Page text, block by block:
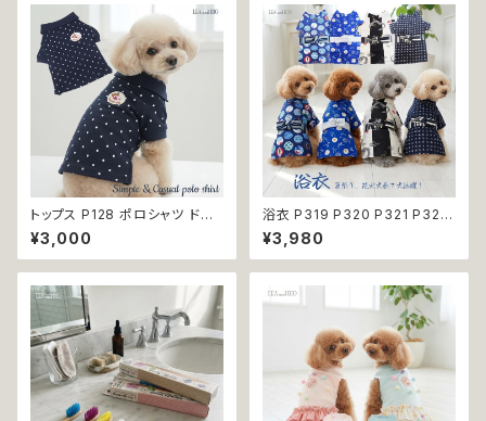
トップス P128 ポロシャツ ドット
柄 ハンドメイド dog ドッグウェ
ア 犬 猫 ペット 服 犬服 猫服 犬
の服 猫の服 かわいい カジュア
おしゃれ 小型犬 返品交換不可
¥3,000
浴衣 P319 P320 P321 P322
和装 和柄 男の子 ネイビー ブル
ー ホワイト ブラック ドッグ ウェ
ア ドッグウエア 犬 猫 ペット 服
ン 龍 富士 山 小型犬 子犬 仔犬
夏 返品交換不可
¥3,980